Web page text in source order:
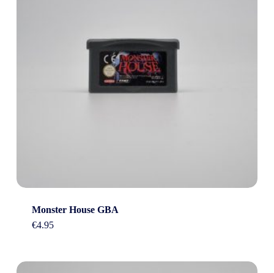
Monster House GBA
€4.95